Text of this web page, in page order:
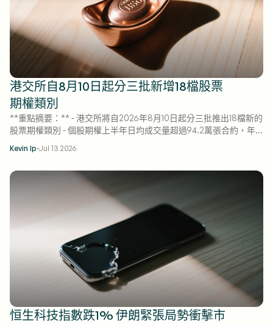
港交所自8月10日起分三批新增18檔股票
期權類別
**重點摘要：** - 港交所將自2026年8月10日起分三批推出18檔新的
股票期權類別 - 個股期權上半年日均成交量超過94.2萬張合約，年
Kevin Ip·Jul 13 2026
恒生科技指數跌1% 伊朗緊張局勢衝擊市